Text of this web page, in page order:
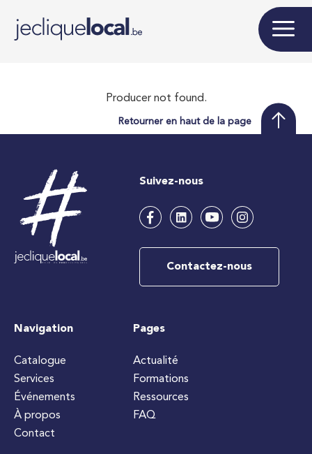
Producer not found.
Retourner en haut de la page
Suivez-nous
Contactez-nous
Navigation
Catalogue
Services
Événements
À propos
Contact
Pages
Actualité
Formations
Ressources
FAQ